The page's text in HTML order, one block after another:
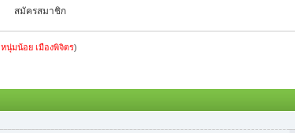
สมัครสมาชิก
หนุ่มน้อย เมืองพิจิตร)